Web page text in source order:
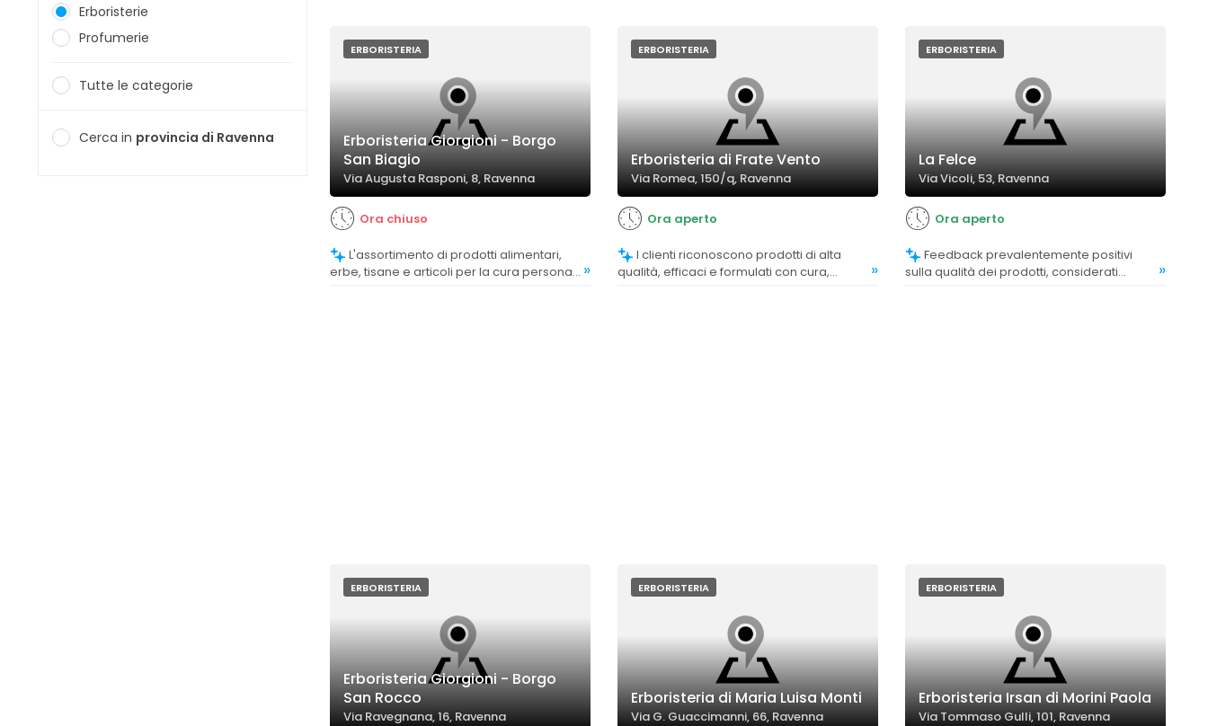
Erboristerie
Profumerie
Tutte le categorie
Cerca in provincia di Ravenna
ERBORISTERIA
Erboristeria Giorgioni - Borgo
San Biagio
Via Augusta Rasponi, 8, Ravenna
Ora chiuso
erbe, tisane e articoli per la cura personale »
ERBORISTERIA
Erboristeria di Frate Vento
Via Romea, 150/q, Ravenna
Ora aperto
I clienti riconoscono prodotti di alta
qualità, efficaci e formulati con cura,
»
ERBORISTERIA
La Felce
Via Vicoli, 53, Ravenna
Ora aperto
Feedback prevalentemente positivi
sulla qualità dei prodotti, considerati
»
ERBORISTERIA
Erboristeria Giorgioni - Borgo
San Rocco
Via Ravegnana, 16, Ravenna
ERBORISTERIA
Erboristeria di Maria Luisa Monti
Via G. Guaccimanni, 66, Ravenna
ERBORISTERIA
Erboristeria Irsan di Morini Paola
Via Tommaso Gulli, 101, Ravenna